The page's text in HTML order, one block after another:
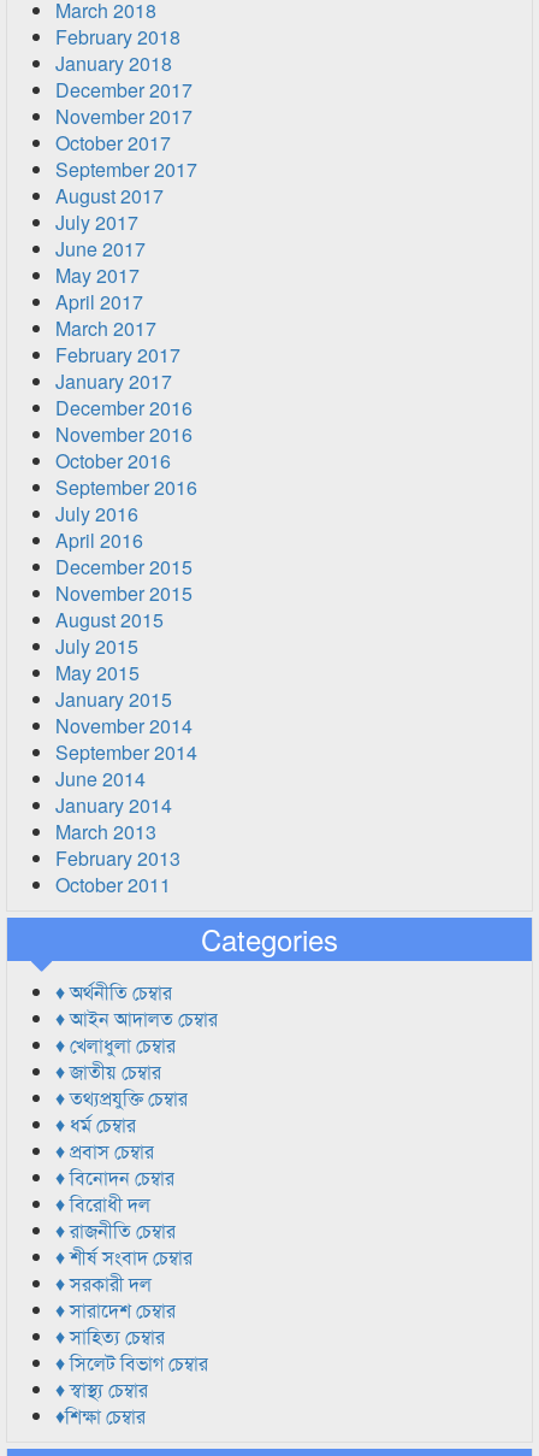
March 2018
February 2018
January 2018
December 2017
November 2017
October 2017
September 2017
August 2017
July 2017
June 2017
May 2017
April 2017
March 2017
February 2017
January 2017
December 2016
November 2016
October 2016
September 2016
July 2016
April 2016
December 2015
November 2015
August 2015
July 2015
May 2015
January 2015
November 2014
September 2014
June 2014
January 2014
March 2013
February 2013
October 2011
Categories
♦ অর্থনীতি চেম্বার
♦ আইন আদালত চেম্বার
♦ খেলাধুলা চেম্বার
♦ জাতীয় চেম্বার
♦ তথ্যপ্রযুক্তি চেম্বার
♦ ধর্ম চেম্বার
♦ প্রবাস চেম্বার
♦ বিনোদন চেম্বার
♦ বিরোধী দল
♦ রাজনীতি চেম্বার
♦ শীর্ষ সংবাদ চেম্বার
♦ সরকারী দল
♦ সারাদেশ চেম্বার
♦ সাহিত্য চেম্বার
♦ সিলেট বিভাগ চেম্বার
♦ স্বাস্থ্য চেম্বার
♦শিক্ষা চেম্বার